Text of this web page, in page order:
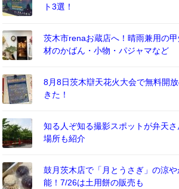
ト3選！
茨木市renaお蔵店へ！晴雨兼用の
材のかばん・小物・パジャマなど
8月8日茨木辯天花火大会で無料開
きた！
知る人ぞ知る撮影スポットが弁天
場所も紹介
鼓月茨木店で「月とうさぎ」の涼
能！7/26は土用餅の販売も